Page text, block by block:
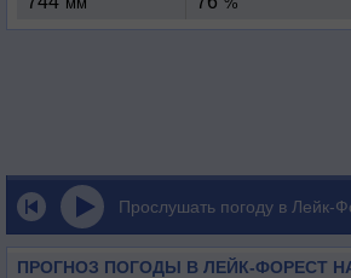
Прослушать погоду в Лейк-
ПРОГНОЗ ПОГОДЫ В ЛЕЙК-ФОРЕСТ